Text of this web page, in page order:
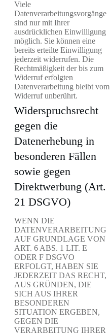
Viele
Datenverarbeitungsvorgänge
sind nur mit Ihrer
ausdrücklichen Einwilligung
möglich. Sie können eine
bereits erteilte Einwilligung
jederzeit widerrufen. Die
Rechtmäßigkeit der bis zum
Widerruf erfolgten
Datenverarbeitung bleibt vom
Widerruf unberührt.
Widerspruchsrecht
gegen die
Datenerhebung in
besonderen Fällen
sowie gegen
Direktwerbung (Art.
21 DSGVO)
WENN DIE
DATENVERARBEITUNG
AUF GRUNDLAGE VON
ART. 6 ABS. 1 LIT. E
ODER F DSGVO
ERFOLGT, HABEN SIE
JEDERZEIT DAS RECHT,
AUS GRÜNDEN, DIE
SICH AUS IHRER
BESONDEREN
SITUATION ERGEBEN,
GEGEN DIE
VERARBEITUNG IHRER